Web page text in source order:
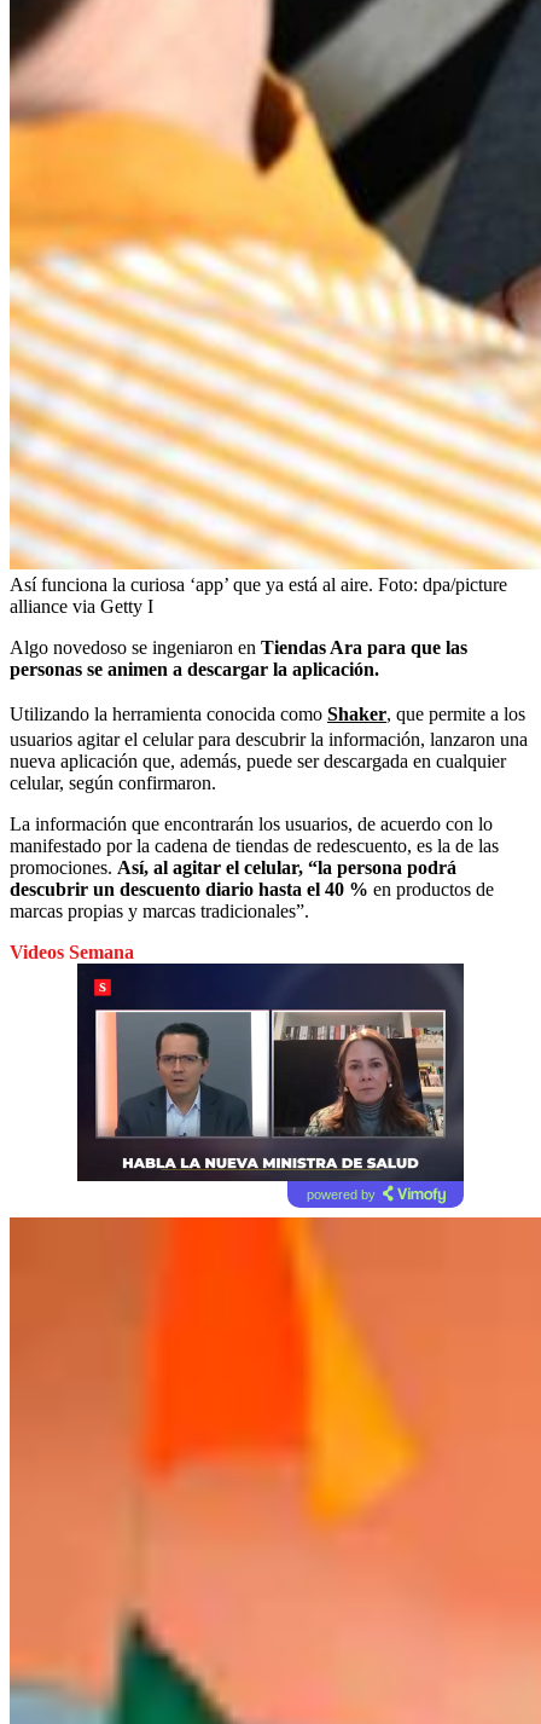
Así funciona la curiosa ‘app’ que ya está al aire. Foto: dpa/picture
alliance via Getty I
Algo novedoso se ingeniaron en Tiendas Ara para que las
personas se animen a descargar la aplicación.
Utilizando la herramienta conocida como Shaker, que permite a los
usuarios agitar el celular para descubrir la información, lanzaron una
nueva aplicación que, además, puede ser descargada en cualquier
celular, según confirmaron.
La información que encontrarán los usuarios, de acuerdo con lo
manifestado por la cadena de tiendas de redescuento, es la de las
promociones. Así, al agitar el celular, “la persona podrá
descubrir un descuento diario hasta el 40 % en productos de
marcas propias y marcas tradicionales”.
Videos Semana
powered by